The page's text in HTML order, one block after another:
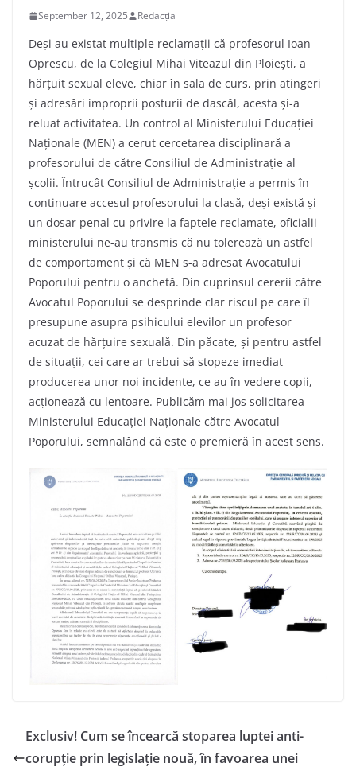
September 12, 2025 Redacția
Deși au existat multiple reclamații că profesorul Ioan
Oprescu, de la Colegiul Mihai Viteazul din Ploiești, a
hărțuit sexual eleve, chiar în sala de curs, prin atingeri
și adresări improprii posturii de dascăl, acesta și-a
reluat activitatea. Un control al Ministerului Educației
Naționale (MEN) a cerut cercetarea disciplinară a
profesorului de către Consiliul de Administrație al
școlii. Întrucât Consiliul de Administrație a permis în
continuare accesul profesorului la clasă, deși există și
un dosar penal cu privire la faptele reclamate, oficialii
ministerului ne-au transmis că nu tolerează un astfel
de comportament și că MEN s-a adresat Avocatului
Poporului pentru o anchetă. Din cuprinsul cererii către
Avocatul Poporului se desprinde clar riscul pe care îl
presupune asupra psihicului elevilor un profesor
acuzat de hărțuire sexuală. Din păcate, și pentru astfel
de situații, cei care ar trebui să stopeze imediat
producerea unor noi incidente, ce au în vedere copii,
acționează cu lentoare. Publicăm mai jos solicitarea
Ministerului Educației Naționale către Avocatul
Poporului, semnalând că este o premieră în acest sens.
Exclusiv! Cum se încearcă stoparea luptei anti-
corupție prin legislație nouă, în favoarea unei